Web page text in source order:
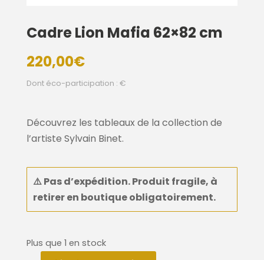
Cadre Lion Mafia 62×82 cm
220,00€
Dont éco-participation : €
Découvrez les tableaux de la collection de
l’artiste Sylvain Binet.
⚠️Pas d’expédition. Produit fragile, à
retirer en boutiqueobligatoirement.
Plus que 1 en stock